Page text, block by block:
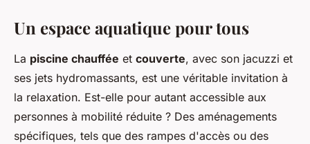
Un espace aquatique pour tous
La piscine chauffée et couverte, avec son jacuzzi et
ses jets hydromassants, est une véritable invitation à
la relaxation. Est-elle pour autant accessible aux
personnes à mobilité réduite ? Des aménagements
spécifiques, tels que des rampes d'accès ou des